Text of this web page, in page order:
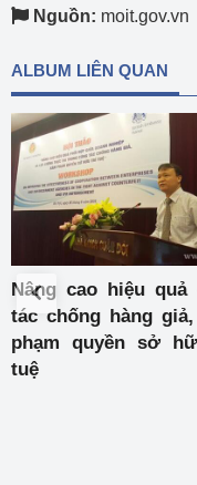
Nguồn: moit.gov.vn
ALBUM LIÊN QUAN
Diễn đàn năng
Nam 2016:
cho phát triển bền